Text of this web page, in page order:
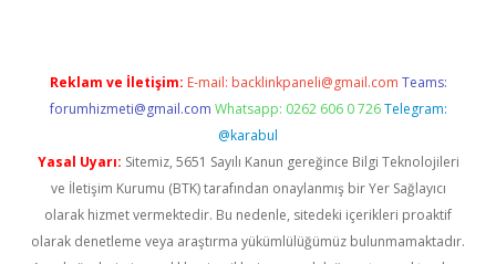
Reklam ve İletişim: E-mail: backlinkpaneli@gmail.com Teams:
forumhizmeti@gmail.com Whatsapp: 0262 606 0 726 Telegram:
@karabul
Yasal Uyarı: Sitemiz, 5651 Sayılı Kanun gereğince Bilgi Teknolojileri
ve İletişim Kurumu (BTK) tarafından onaylanmış bir Yer Sağlayıcı
olarak hizmet vermektedir. Bu nedenle, sitedeki içerikleri proaktif
olarak denetleme veya araştırma yükümlülüğümüz bulunmamaktadır.